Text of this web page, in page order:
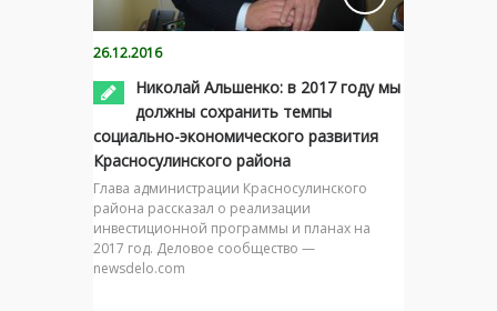
26.12.2016
Николай Альшенко: в 2017 году мы
должны сохранить темпы
социально-экономического развития
Красносулинского района
Глава администрации Красносулинского
района рассказал о реализации
инвестиционной программы и планах на
2017 год. Деловое сообщество —
newsdelo.com